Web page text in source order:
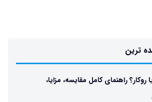
ترین
روکار؟ راهنمای کامل مقایسه، مزایا،
مدل